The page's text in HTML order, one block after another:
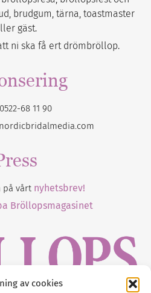
av cookies
brudgum, tärna, toastmaster
gäst.
ni ska få ert drömbröllop.
0522-68 11 90
på vårt nyhetsbrev!
Bröllopsmagasinet